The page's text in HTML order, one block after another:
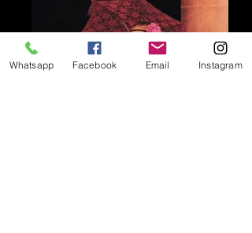
Whatsapp Facebook Email Instagram